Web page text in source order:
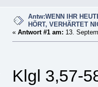
Antw:WENN IHR
HÖRT, VERHÄRTET
« Antwort #1 am: 13.
Klgl 3,57-